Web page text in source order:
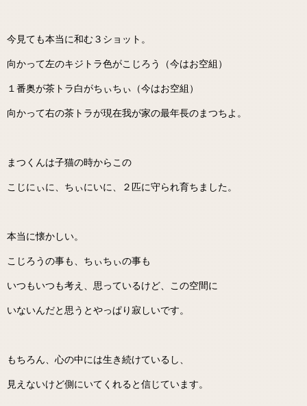
今見ても本当に和む３ショット。
向かって左のキジトラ色がこじろう（今はお空組）
１番奥が茶トラ白がちぃちぃ（今はお空組）
向かって右の茶トラが現在我が家の最年長のまつちよ。
まつくんは子猫の時からこの
こじにぃに、ちぃにいに、２匹に守られ育ちました。
本当に懐かしい。
こじろうの事も、ちぃちぃの事も
いつもいつも考え、思っているけど、この空間に
いないんだと思うとやっぱり寂しいです。
もちろん、心の中には生き続けているし、
見えないけど側にいてくれると信じています。